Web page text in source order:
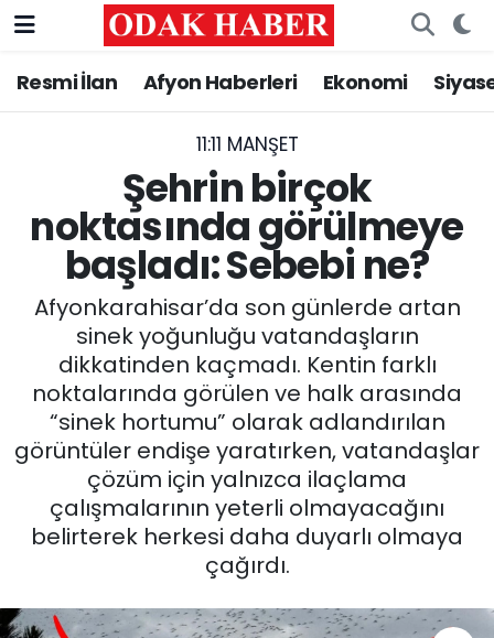
Resmi İlan Afyon Haberleri Ekonomi
11:11 MANŞET
Şehrin birçok
noktasında görülmeye
başladı: Sebebi ne?
Afyonkarahisar’da son günlerde artan
sinek yoğunluğu vatandaşların
dikkatinden kaçmadı. Kentin farklı
noktalarında görülen ve halk arasında
“sinek hortumu” olarak adlandırılan
görüntüler endişe yaratırken, vatandaşlar
çözüm için yalnızca ilaçlama
çalışmalarının yeterli olmayacağını
belirterek herkesi daha duyarlı olmaya
çağırdı.
AFYONKARAHİSAR HABERLERİ
ASAYİŞ
GÜNCEL
SİYASET
EĞİTİM
MAGAZİN
SAĞLIK
SPOR
Nöbetçi Eczaneler
Hava Durumu
Trafik Durumu
Süper Lig Puan Durumu ve Fikstür
Tüm Manşetler
Son Dakika Haberleri
Haber Arşivi